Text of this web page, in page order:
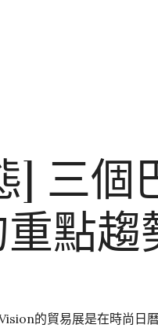
] 三個
點趨
的貿易展是在時尚日